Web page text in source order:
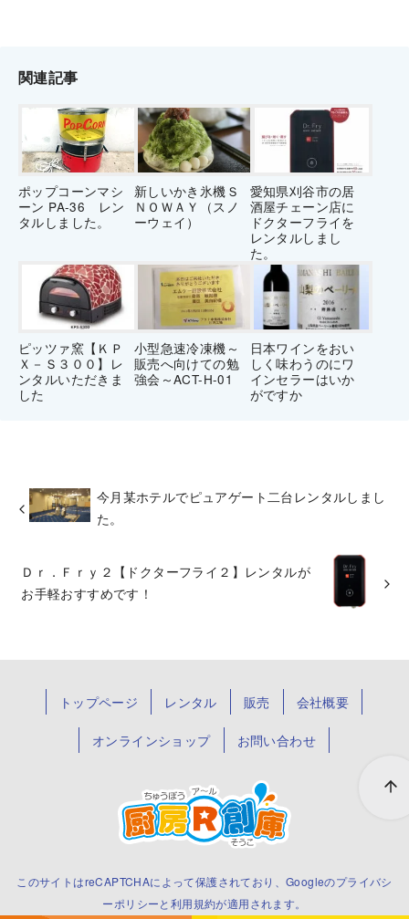
関連記事
ポップコーンマシ
ーン PA-36 レン
タルしました。
新しいかき氷機Ｓ
ＮＯＷＡＹ（スノ
ーウェイ）
愛知県刈谷市の居
酒屋チェーン店に
ドクターフライを
レンタルしまし
た。
ピッツァ窯【ＫＰ
Ｘ－Ｓ３００】レ
ンタルいただきま
した
小型急速冷凍機～
販売へ向けての勉
強会～ACT-H-01
日本ワインをおい
しく味わうのにワ
インセラーはいか
がですか
今月某ホテルでピュアゲート二台レンタルしまし
た。
Ｄｒ．Ｆｒｙ２【ドクターフライ２】レンタルが
お手軽おすすめです！
トップページ レンタル 販売 会社概要
オンラインショップ お問い合わせ
このサイトはreCAPTCHAによって保護されており、Googleのプライバシ
ーポリシーと 利用規約が適用されます。